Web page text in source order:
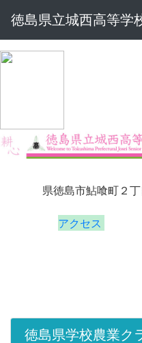
徳島県立城西高等学
所
県徳島市鮎喰町
アクセス
E-
徳島県学校農業ク